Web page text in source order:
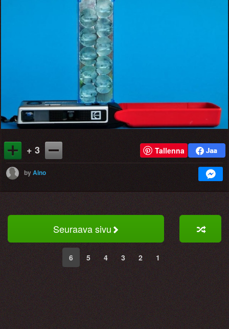
+ 3 Tallenna
byAino
Seuraava sivu
6 5 4 3 2 1